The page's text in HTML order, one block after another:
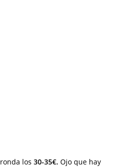
ronda los 30-35€. Ojo que hay